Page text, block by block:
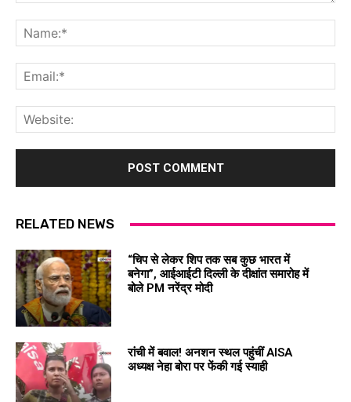
RELATED NEWS
“चिप से लेकर शिप तक सब कुछ भारत में
बनेगा”, आईआईटी दिल्ली के दीक्षांत समारोह में
बोले PM नरेंद्र मोदी
रांची में बवाल! अनशन स्थल पहुंचीं AISA
अध्यक्ष नेहा बोरा पर फेंकी गई स्याही